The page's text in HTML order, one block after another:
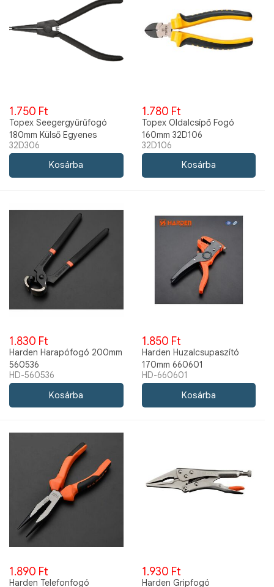
1.750 Ft
Topex Seegergyűrűfogó
180mm Külső Egyenes
32D306
32D306
1.780 Ft
Topex Oldalcsípő Fogó
160mm 32D106
32D106
1.830 Ft
Harden Harapófogó 200mm
560536
HD-560536
1.850 Ft
Harden Huzalcsupaszító
170mm 660601
HD-660601
1.890 Ft
Harden Telefonfogó
1.930 Ft
Harden Gripfogó